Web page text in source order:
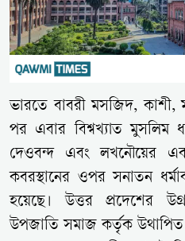
ভারতে বাবরী মসজিদ,
পর এবার বিশ্বখ্যাত মুসলিম
দেওবন্দ এবং লখনৌয়ের
কবরস্থানের ওপর সনাতন
হয়েছে। উত্তর প্রদেশের
উপজাতি সমাজ কর্তৃক